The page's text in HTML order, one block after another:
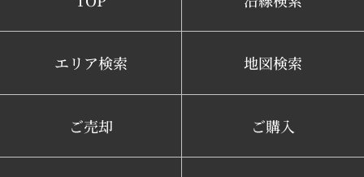
エリア検索 地図検索
ご売却 ご購入